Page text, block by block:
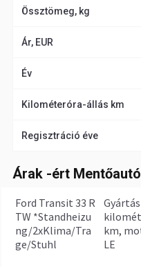
Össztömeg, kg
Ár, EUR
Év
Kilométeróra-állás km
Regisztráció éve
Árak -ért
Ford Transit 33 R
TW *Standheizu
ng/2xKlima/Tra
ge/Stuhl
gyártási év: 2020,
km,
LE